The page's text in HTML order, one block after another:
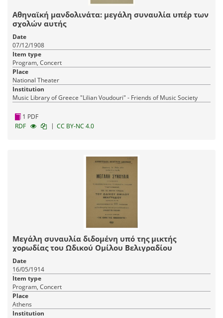
Αθηναϊκή μανδολινάτα: μεγάλη συναυλία υπέρ των
σχολών αυτής
Date
07/12/1908
Item type
Program, Concert
Place
National Theater
Institution
Music Library of Greece "Lilian Voudouri" - Friends of Music Society
1 PDF
RDF
| CC BY-NC 4.0
Μεγάλη συναυλία διδομένη υπό της μικτής
χορωδίας του Ωδικού Ομίλου Βελιγραδίου
Date
16/05/1914
Item type
Program, Concert
Place
Athens
Institution